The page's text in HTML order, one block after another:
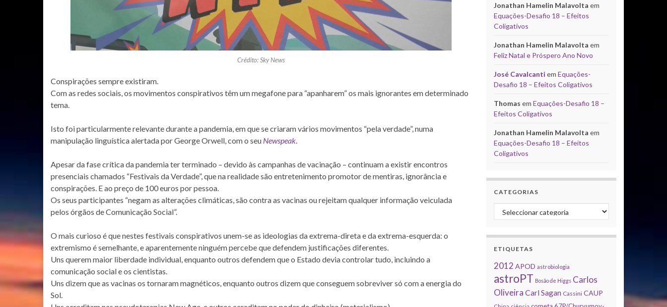
Crédito: Sky News
Conspirações sempre existiram.
Com as redes sociais, os movimentos conspirativos têm um megafone para “apanharem” os mais ignorantes em determinado
tema.
Isto foi particularmente relevante durante a pandemia, em que se criaram vários movimentos “pela verdade”, numa
manipulação linguística alertada por George Orwell, com o seu Newspeak.
Apesar da fase crítica da pandemia ter terminado – devido às campanhas de vacinação – continuam a existir encontros
presenciais chamados “Festivais da Verdade”, que na realidade são entretenimento promotor de mentiras, ignorância e
conspirações. E ao preço de 100 euros por pessoa.
Os seus participantes “negam as alterações climáticas, são contra as vacinas ou rejeitam qualquer informação veiculada
pelos órgãos de Comunicação Social”.
O mais curioso é que nestes festivais conspirativos unem-se as ideologias da extrema-direta e da extrema-esquerda: o
extremismo é semelhante, e aparentemente ninguém percebe que defendem justificações diferentes.
Uns querem maior liberdade individual, enquanto outros defendem que o Estado devia controlar tudo, incluindo a
comunicação social e os cientistas.
Uns dizem que as vacinas os tornaram magnéticos, enquanto outros dizem que conseguem sobreviver só com a energia do
Sol.
Jonathan Hamelin Malavolta em
Equações-Desafio 18 – Efeitos
Coligativos
Jonathan Hamelin Malavolta em
Feliz Natal e Próspero Ano Novo
José Cavalcanti em Equações-
Desafio 18 – Efeitos Coligativos
Thomas em Equações-Desafio 18 –
Efeitos Coligativos
Jonathan Hamelin Malavolta em
Equações-Desafio 18 – Efeitos
Coligativos
CATEGORIAS
Categorias
ETIQUETAS
2012 APOD astrobiologia
astroPT Bosão de Higgs Carlos
Oliveira Carl Sagan Cassini CAUP